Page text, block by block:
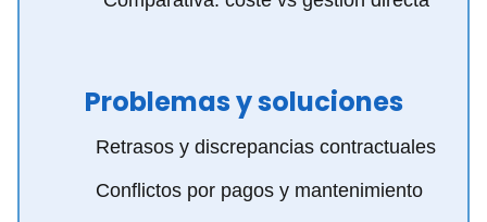
Problemas y soluciones
Retrasos y discrepancias contractuales
Conflictos por pagos y mantenimiento